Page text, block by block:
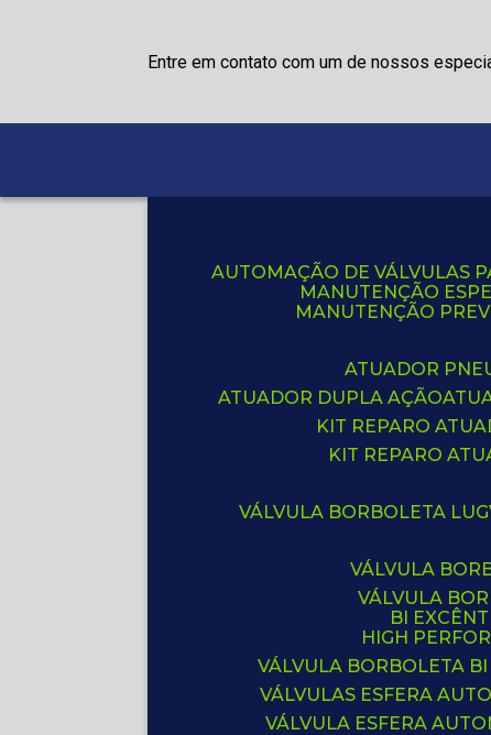
Entre em contato com um de nossos
AUTOMAÇÃO DE VÁLVULAS
MANUTENÇÃO
MANUTENÇÃO
ATUADOR
ATUADOR DUPLA AÇÃO
KIT REPARO
KIT REPARO
VÁLVULA BORBOLETA LUG
VÁLVULA
VÁLVULA
BI
HIGH
VÁLVULA BORBOLETA
VÁLVULAS ESFERA
VÁLVULA ESFERA